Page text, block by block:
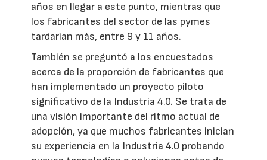
años en llegar a este punto, mientras que
los fabricantes del sector de las pymes
tardarían más, entre 9 y 11 años.
También se preguntó a los encuestados
acerca de la proporción de fabricantes que
han implementado un proyecto piloto
significativo de la Industria 4.0. Se trata de
una visión importante del ritmo actual de
adopción, ya que muchos fabricantes inician
su experiencia en la Industria 4.0 probando